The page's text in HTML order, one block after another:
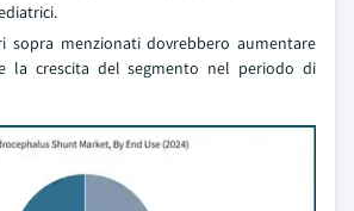
sopra menzionati dovrebbero aumentare
la crescita del segmento nel periodo di